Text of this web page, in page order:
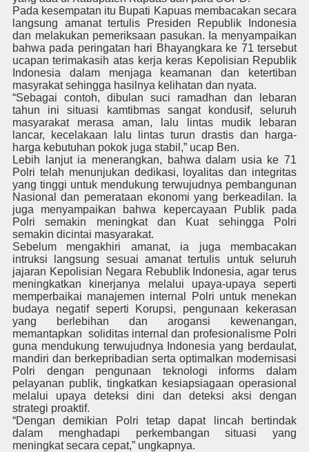
Pada kesempatan itu Bupati Kapuas membacakan secara
langsung amanat tertulis Presiden Republik Indonesia
dan melakukan pemeriksaan pasukan. Ia menyampaikan
bahwa pada peringatan hari Bhayangkara ke 71 tersebut
ucapan terimakasih atas kerja keras Kepolisian Republik
Indonesia dalam menjaga keamanan dan ketertiban
masyrakat sehingga hasilnya kelihatan dan nyata.
“Sebagai contoh, dibulan suci ramadhan dan lebaran
tahun ini situasi kamtibmas sangat kondusif, seluruh
masyarakat merasa aman, lalu lintas mudik lebaran
lancar, kecelakaan lalu lintas turun drastis dan harga-
harga kebutuhan pokok juga stabil,” ucap Ben.
Lebih lanjut ia menerangkan, bahwa dalam usia ke 71
Polri telah menunjukan dedikasi, loyalitas dan integritas
yang tinggi untuk mendukung terwujudnya pembangunan
Nasional dan pemerataan ekonomi yang berkeadilan. Ia
juga menyampaikan bahwa kepercayaan Publik pada
Polri semakin meningkat dan Kuat sehingga Polri
semakin dicintai masyarakat.
Sebelum mengakhiri amanat, ia juga membacakan
intruksi langsung sesuai amanat tertulis untuk seluruh
jajaran Kepolisian Negara Rebublik Indonesia, agar terus
meningkatkan kinerjanya melalui upaya-upaya seperti
memperbaikai manajemen internal Polri untuk menekan
budaya negatif seperti Korupsi, pengunaan kekerasan
yang berlebihan dan arogansi kewenangan,
memantapkan soliditas internal dan profesionalisme Polri
guna mendukung terwujudnya Indonesia yang berdaulat,
mandiri dan berkepribadian serta optimalkan modernisasi
Polri dengan pengunaan teknologi informs dalam
pelayanan publik, tingkatkan kesiapsiagaan operasional
melalui upaya deteksi dini dan deteksi aksi dengan
strategi proaktif.
“Dengan demikian Polri tetap dapat lincah bertindak
dalam menghadapi perkembangan situasi yang
meningkat secara cepat,” ungkapnya.